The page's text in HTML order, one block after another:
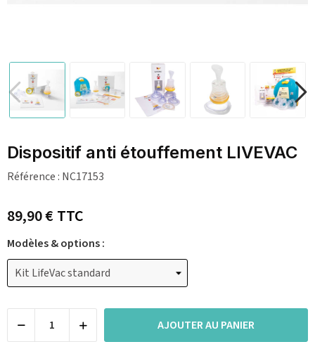
Dispositif anti étouffement LIVEVAC
Référence : NC17153
89,90 €TTC
Modèles & options :
AJOUTER AU PANIER